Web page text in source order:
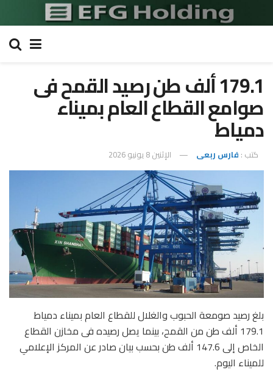
179.1 ألف طن رصيد القمح فى
صوامع القطاع العام بميناء
دمياط
كتب : فارس ربعى الإثنين 8 يونيو 2026
بلغ رصيد صومعة الحبوب والغلال للقطاع العام بميناء دمياط
179.1 ألف طن من القمح، بينما يصل رصيده فى مخازن القطاع
الخاص إلى 147.6 ألف طن بحسب بيان صادر عن المركز الإعلامي
للميناء اليوم.